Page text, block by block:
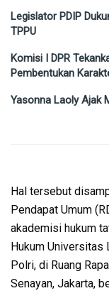
Legislator PDIP
TPPU
Komisi I DPR
Pembentukan
Yasonna Laoly Ajak
Hal tersebut
Pendapat Umum
akademisi hukum
Hukum Universitas
Polri, di Ruang
Senayan, Jakarta,